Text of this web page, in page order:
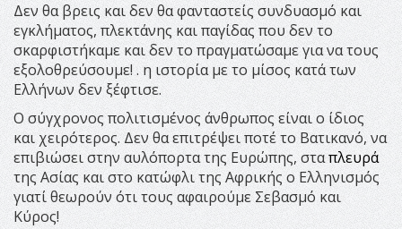
Δεν θα βρεις και δεν θα φανταστείς συνδυασμό και
εγκλήματος, πλεκτάνης και παγίδας που δεν το
σκαρφιστήκαμε και δεν το πραγματώσαμε για να τους
εξολοθρεύσουμε! . η ιστορία με το μίσος κατά των
Ελλήνων δεν ξέφτισε.
Ο σύγχρονος πολιτισμένος άνθρωπος είναι ο ίδιος
και χειρότερος. Δεν θα επιτρέψει ποτέ το Βατικανό, να
επιβιώσει στην αυλόπορτα της Ευρώπης, σταπλευρά
της Ασίας και στο κατώφλι της Αφρικής ο Ελληνισμός
γιατί θεωρούν ότι τους αφαιρούμε Σεβασμό και
Κύρος!